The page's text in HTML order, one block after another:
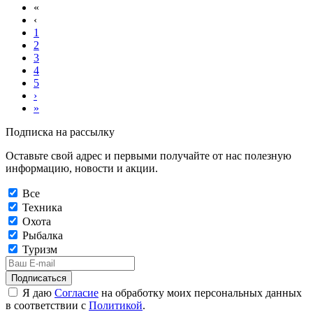
«
‹
1
2
3
4
5
›
»
Подписка на рассылку
Оставьте свой адрес и первыми получайте от нас полезную
информацию, новости и акции.
Все
Техника
Охота
Рыбалка
Туризм
Подписаться
Я даю Согласие на обработку моих персональных данных
в соответствии с Политикой.